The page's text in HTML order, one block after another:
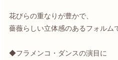
花びらの重なりが豊かで、
薔薇らしい立体感のあるフォルム
◆フラメンコ・ダンスの演目に